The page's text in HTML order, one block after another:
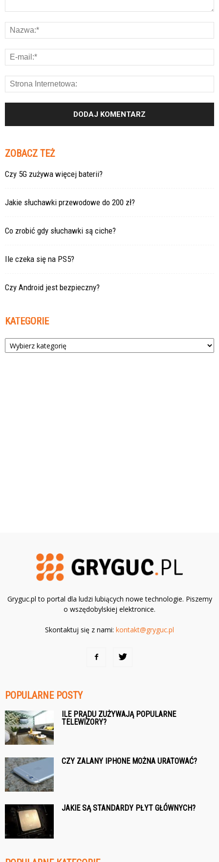
ZOBACZ TEŻ
Czy 5G zużywa więcej baterii?
Jakie słuchawki przewodowe do 200 zł?
Co zrobić gdy słuchawki są ciche?
Ile czeka się na PS5?
Czy Android jest bezpieczny?
KATEGORIE
Kategorie
Gryguc.pl to portal dla ludzi lubiących nowe technologie. Piszemy
o wszędobylskiej elektronice.
Skontaktuj się z nami: kontakt@gryguc.pl
POPULARNE POSTY
ILE PRĄDU ZUŻYWAJĄ POPULARNE
TELEWIZORY?
CZY ZALANY IPHONE MOŻNA URATOWAĆ?
JAKIE SĄ STANDARDY PŁYT GŁÓWNYCH?